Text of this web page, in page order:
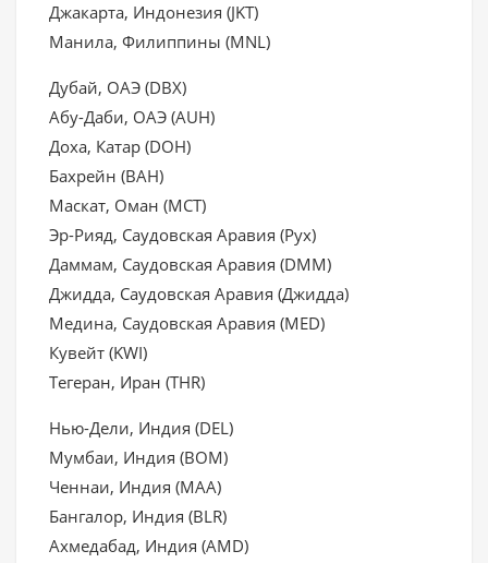
Джакарта, Индонезия (JKT)
Манила, Филиппины (MNL)
Дубай, ОАЭ (DBX)
Абу-Даби, ОАЭ (AUH)
Доха, Катар (DOH)
Бахрейн (BAH)
Маскат, Оман (MCT)
Эр-Рияд, Саудовская Аравия (Рух)
Даммам, Саудовская Аравия (DMM)
Джидда, Саудовская Аравия (Джидда)
Медина, Саудовская Аравия (MED)
Кувейт (KWI)
Тегеран, Иран (THR)
Нью-Дели, Индия (DEL)
Мумбаи, Индия (BOM)
Ченнаи, Индия (MAA)
Бангалор, Индия (BLR)
Ахмедабад, Индия (AMD)